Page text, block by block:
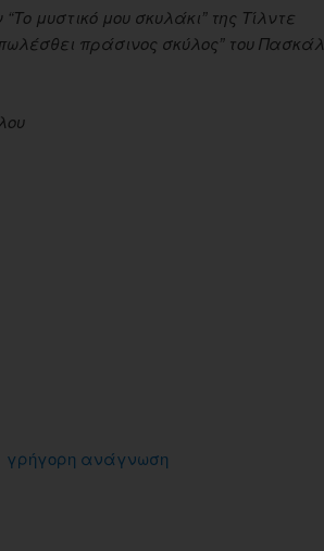
μυστικό μου σκυλάκι” της Τίλντε
πράσινος σκύλος” του Πασκάλ
γρήγορη ανάγνωση